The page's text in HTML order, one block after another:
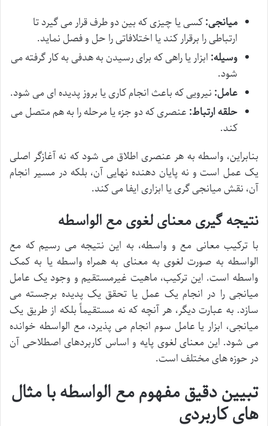
میانجی:کسی یا چیزی که بین دو طرف قرار می گیرد تا
ارتباطی را برقرار کند یا اختلافاتی را حل و فصل نماید.
وسیله: ابزار یا راهی که برای رسیدن به هدفی به کار گرفته می
شود.
عامل: نیرویی که باعث انجام کاری یا بروز پدیده ای می شود.
حلقه ارتباط: عنصری که دو جزء یا مرحله را به هم متصل می
کند.
بنابراین، واسطه به هر عنصری اطلاق می شود که نه آغازگر اصلی
یک عمل است و نه پایان دهنده نهایی آن، بلکه در مسیر انجام
آن، نقش میانجی گری یا ابزاری ایفا می کند.
نتیجه گیری معنای لغوی مع الواسطه
با ترکیب معانی مع و واسطه، به این نتیجه می رسیم که مع
الواسطه به صورت لغوی به معنای به همراه واسطه یا به کمک
واسطه است. این ترکیب، ماهیت غیرمستقیم و وجود یک عامل
میانجی را در انجام یک عمل یا تحقق یک پدیده برجسته می
سازد. به عبارت دیگر، هر آنچه که نه مستقیماً بلکه از طریق یک
میانجی، ابزار یا عامل سوم انجام می پذیرد، مع الواسطه خوانده
می شود. این معنای لغوی پایه و اساس کاربردهای اصطلاحی آن
در حوزه های مختلف است.
تبیین دقیق مفهوم مع الواسطه با مثال
های کاربردی